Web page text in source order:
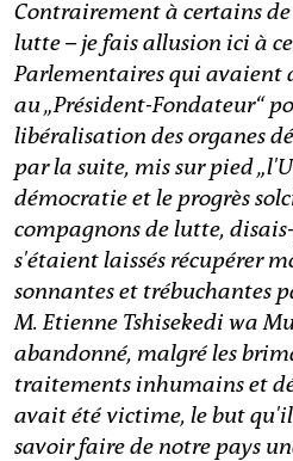
Contrairement à certains de
lutte – je fais allusion ici à
Parlementaires qui avaient
au „Président-Fondateur“
libéralisation des organes
par la suite, mis sur pied
démocratie et le progrès
compagnons de lutte,
s'étaient laissés récupérer
sonnantes et trébuchantes
M. Etienne Tshisekedi wa
abandonné, malgré les
traitements inhumains et
avait été victime, le but
savoir faire de notre pays